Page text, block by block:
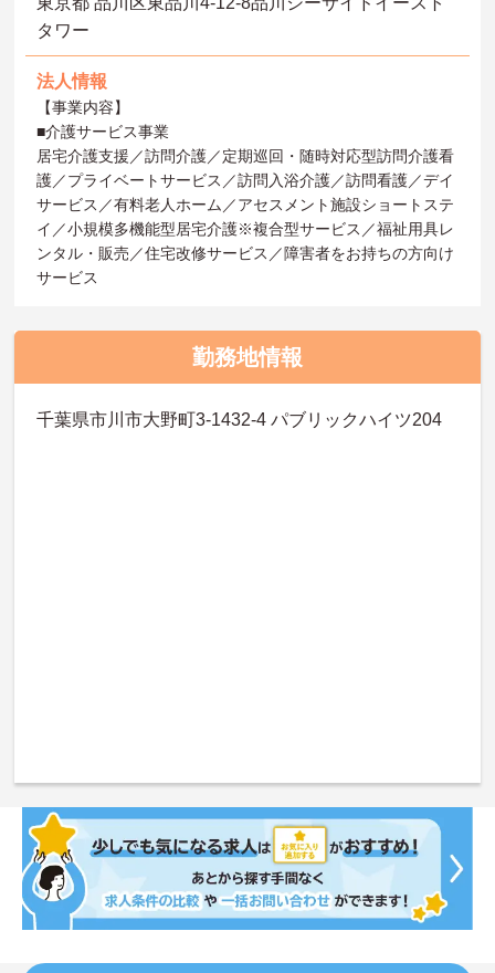
タワー
法人情報
【事業内容】
■介護サービス事業
居宅介護支援／訪問介護／定期巡回・随時対応型訪問介護看
護／プライベートサービス／訪問入浴介護／訪問看護／デイ
サービス／有料老人ホーム／アセスメント施設ショートステ
イ／小規模多機能型居宅介護※複合型サービス／福祉用具レ
ンタル・販売／住宅改修サービス／障害者をお持ちの方向け
サービス
勤務地情報
千葉県市川市大野町3-1432-4 パブリックハイツ204